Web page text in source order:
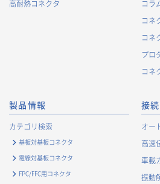
高耐熱コネクタ
コラ
コネ
コネ
プロ
コネ
製品情報
カテゴリ検索
基板対基板コネクタ
電線対基板コネクタ
FPC/FFC用コネクタ
接
オー
高速
車載
振動